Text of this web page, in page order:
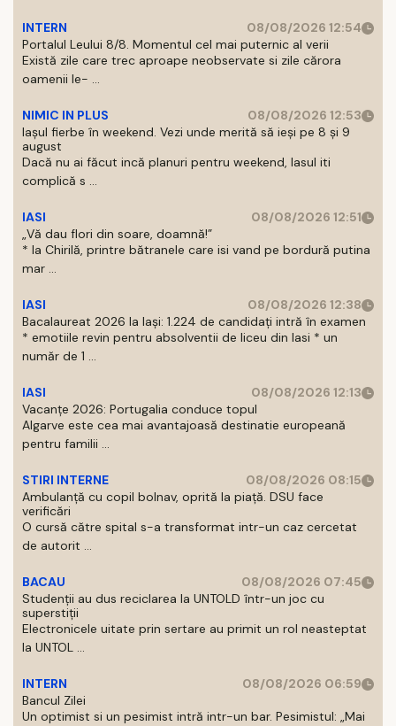
INTERN
08/08/2026 12:54
Portalul Leului 8/8. Momentul cel mai puternic al verii
Există zile care trec aproape neobservate si zile cărora
oamenii le- ...
NIMIC IN PLUS
08/08/2026 12:53
Iașul fierbe în weekend. Vezi unde merită să ieși pe 8 și 9
august
Dacă nu ai făcut incă planuri pentru weekend, Iasul iti
complică s ...
IASI
08/08/2026 12:51
„Vă dau flori din soare, doamnă!”
* la Chirilă, printre bătranele care isi vand pe bordură putina
mar ...
IASI
08/08/2026 12:38
Bacalaureat 2026 la Iași: 1.224 de candidați intră în examen
* emotiile revin pentru absolventii de liceu din Iasi * un
număr de 1 ...
IASI
08/08/2026 12:13
Vacanțe 2026: Portugalia conduce topul
Algarve este cea mai avantajoasă destinatie europeană
pentru familii ...
STIRI INTERNE
08/08/2026 08:15
Ambulanță cu copil bolnav, oprită la piață. DSU face
verificări
O cursă către spital s-a transformat intr-un caz cercetat
de autorit ...
BACAU
08/08/2026 07:45
Studenții au dus reciclarea la UNTOLD într-un joc cu
superstiții
Electronicele uitate prin sertare au primit un rol neasteptat
la UNTOL ...
INTERN
08/08/2026 06:59
Bancul Zilei
Un optimist si un pesimist intră intr-un bar. Pesimistul: „Mai